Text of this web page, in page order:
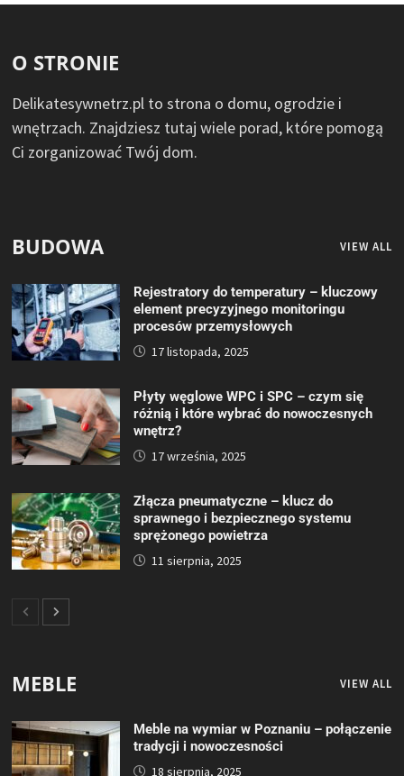
O STRONIE
Delikatesywnetrz.pl to strona o domu, ogrodzie i
wnętrzach. Znajdziesz tutaj wiele porad, które pomogą
Ci zorganizować Twój dom.
BUDOWA VIEW ALL
Rejestratory do temperatury – kluczowy
element precyzyjnego monitoringu
procesów przemysłowych
17 listopada, 2025
Płyty węglowe WPC i SPC – czym się
różnią i które wybrać do nowoczesnych
wnętrz?
17 września, 2025
Złącza pneumatyczne – klucz do
sprawnego i bezpiecznego systemu
sprężonego powietrza
11 sierpnia, 2025
MEBLE VIEW ALL
Meble na wymiar w Poznaniu – połączenie
tradycji i nowoczesności
18 sierpnia, 2025